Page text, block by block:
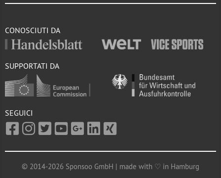
CONOSCIUTI DA
SUPPORTATI DA
SEGUICI
© 2014-2026 Sponsoo GmbH | made with ♡ in Hamburg